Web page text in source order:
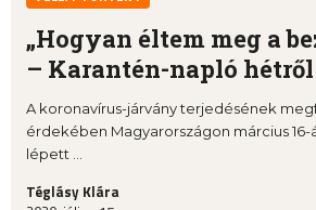
„Hogyan éltem meg a
– Karantén-napló hétről
A koronavírus-járvány terjedésének
érdekében Magyarországon március 16-
lépett ...
Téglásy Klára